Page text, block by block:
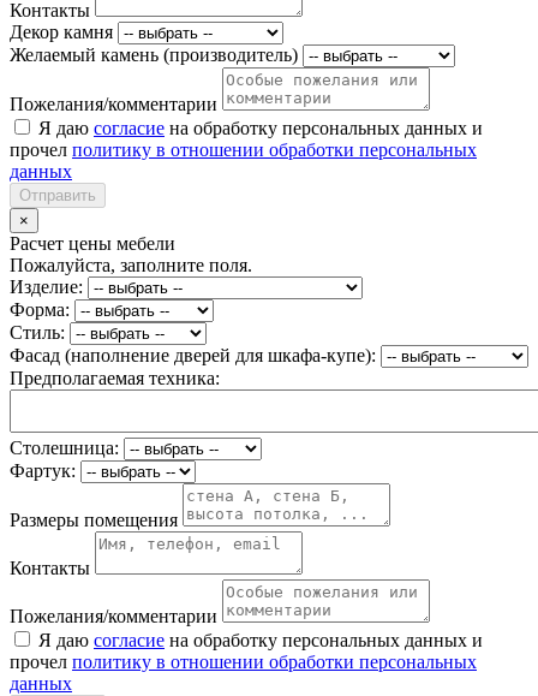
Контакты
Декор камня
Желаемый камень (производитель)
Пожелания/комментарии
Я даю согласие на обработку персональных данных и
прочел политику в отношении обработки персональных
данных
Отправить
×
Расчет цены мебели
Пожалуйста, заполните поля.
Изделие:
Форма:
Стиль:
Фасад (наполнение дверей для шкафа-купе):
Предполагаемая техника:
Столешница:
Фартук:
Размеры помещения
Контакты
Пожелания/комментарии
Я даю согласие на обработку персональных данных и
прочел политику в отношении обработки персональных
данных